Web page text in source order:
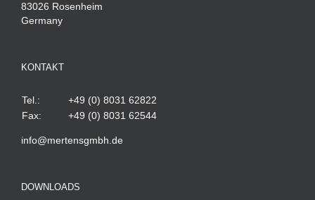
83026 Rosenheim
Germany
KONTAKT
Tel.:
+49 (0) 8031 62822
Fax:
+49 (0) 8031 62544
info@mertensgmbh.de
DOWNLOADS